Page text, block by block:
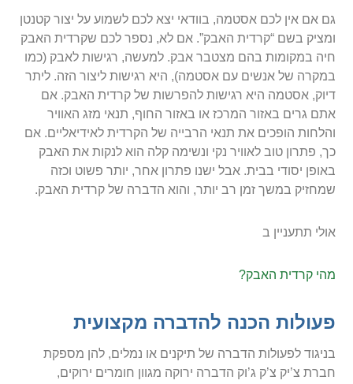
גם אם אין לכם אסטמה, בוודאי יצא לכם לשמוע על יצור קטנטן
ומציק בשם “קרדית האבק”. אם לא, נספר לכם שקרדית האבק
חיה במקומות בהם מצטבר אבק. למעשה, רגישות לאבק (כמו
במקרה של אנשים עם אסטמה), היא רגישות ליצור הזה. ליתר
דיוק, אסטמה היא רגישות להפרשות של קרדית האבק. אם
אתם גרים באזור המרכז או באזור החוף, תנאי מזג האוויר
והלחות הופכים את תנאי הרבייה של הקרדית לאידיאליים. אם
כך, פתרון טוב לאוויר נקי ונשימה קלה הוא לנקות את האבק
באופן יסודי בבית. אבל ישנו פתרון אחר, יותר פשוט וכזה
שמחזיק במשך זמן רב יותר, והוא הדברה של קרדית האבק.
אולי תתעניין ב
מהי קרדית האבק?
פעולות הכנה להדברה מקצועית
בניגוד לפעולות הדברה של תיקנים או נמלים, להן מספקת
חברת צ’יק צ’ק ג’וק הדברה ירוקה מגוון חומרים ירוקים,